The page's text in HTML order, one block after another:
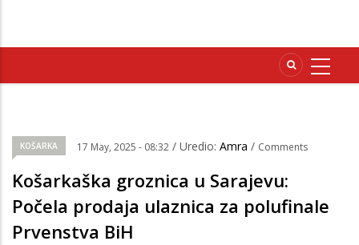
KOŠARKA 17 May, 2025 - 08:32 / Uredio: Amra / Comments
Košarkaška groznica u Sarajevu:
Počela prodaja ulaznica za polufinale
Prvenstva BiH